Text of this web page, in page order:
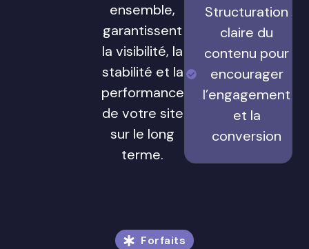
ensemble,
garantissent
la visibilité, la
stabilité et la
performance
de votre site
sur le long
terme.
Structuration
claire du
contenu pour
encourager
l’engagement
et la
conversion
Forfaits